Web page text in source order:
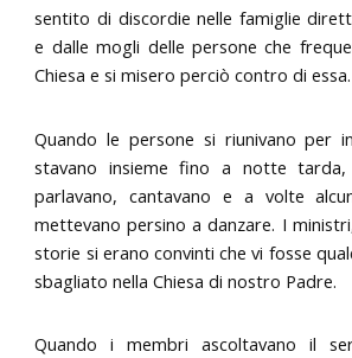
sentito di discordie nelle famiglie
e dalle mogli delle persone che
Chiesa e si misero perciò contro di essa.
Quando le persone si riunivano per
stavano insieme fino a notte
parlavano, cantavano e a volte
mettevano persino a danzare. I
storie si erano convinti che vi fosse
sbagliato nella Chiesa di nostro Padre.
Quando i membri ascoltavano il